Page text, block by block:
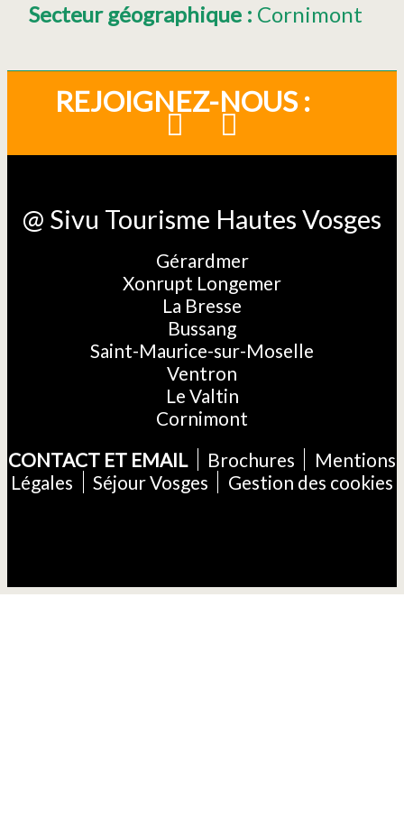
Secteur géographique : Cornimont
REJOIGNEZ-NOUS :
@ Sivu Tourisme Hautes Vosges
Gérardmer
Xonrupt Longemer
La Bresse
Bussang
Saint-Maurice-sur-Moselle
Ventron
Le Valtin
Cornimont
CONTACT ET EMAIL
Brochures
Mentions
Légales
Séjour Vosges Gestion des cookies